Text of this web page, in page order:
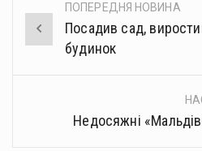
Post
navigation
ПОПЕРЕДНЯ НОВИНА
Посадив сад,
будинок
Недосяжні